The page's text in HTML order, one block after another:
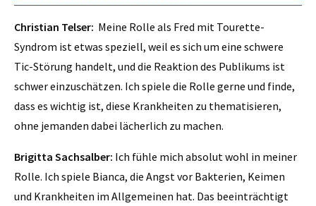
Christian Telser: Meine Rolle als Fred mit Tourette-
Syndrom ist etwas speziell, weil es sich um eine schwere
Tic-Störung handelt, und die Reaktion des Publikums ist
schwer einzuschätzen. Ich spiele die Rolle gerne und finde,
dass es wichtig ist, diese Krankheiten zu thematisieren,
ohne jemanden dabei lächerlich zu machen.
Brigitta Sachsalber: Ich fühle mich absolut wohl in meiner
Rolle. Ich spiele Bianca, die Angst vor Bakterien, Keimen
und Krankheiten im Allgemeinen hat. Das beeinträchtigt